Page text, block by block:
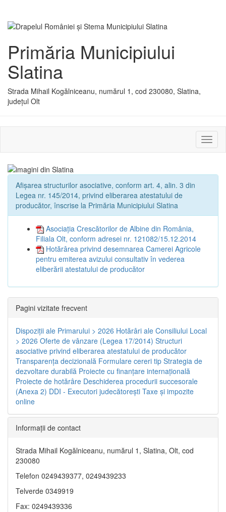
Primăria Municipiului
Slatina
Strada Mihail Kogălniceanu, numărul 1, cod 230080, Slatina,
județul Olt
sau
Afișarea structurilor asociative, conform art. 4, alin. 3 din
Legea nr. 145/2014, privind eliberarea atestatului de
producător, înscrise la Primăria Municipiului Slatina
Asociația Crescătorilor de Albine din România,
Filiala Olt, conform adresei nr. 121082/15.12.2014
Hotărârea privind desemnarea Camerei Agricole
pentru emiterea avizului consultativ în vederea
eliberării atestatului de producător
Pagini vizitate frecvent
Dispoziţii ale Primarului > 2026 Hotărâri ale Consiliului Local
> 2026 Oferte de vânzare (Legea 17/2014) Structuri
asociative privind eliberarea atestatului de producător
Transparenţa decizională Formulare cereri tip Strategia de
dezvoltare durabilă Proiecte cu finanţare internaţională
Proiecte de hotărâre Deschiderea procedurii succesorale
(Anexa 2) DDI - Executori judecătorești Taxe şi impozite
online
Informaţii de contact
Strada Mihail Kogălniceanu, numărul 1, Slatina, Olt, cod
230080
Telefon 0249439377, 0249439233
Telverde 0349919
Fax: 0249439336